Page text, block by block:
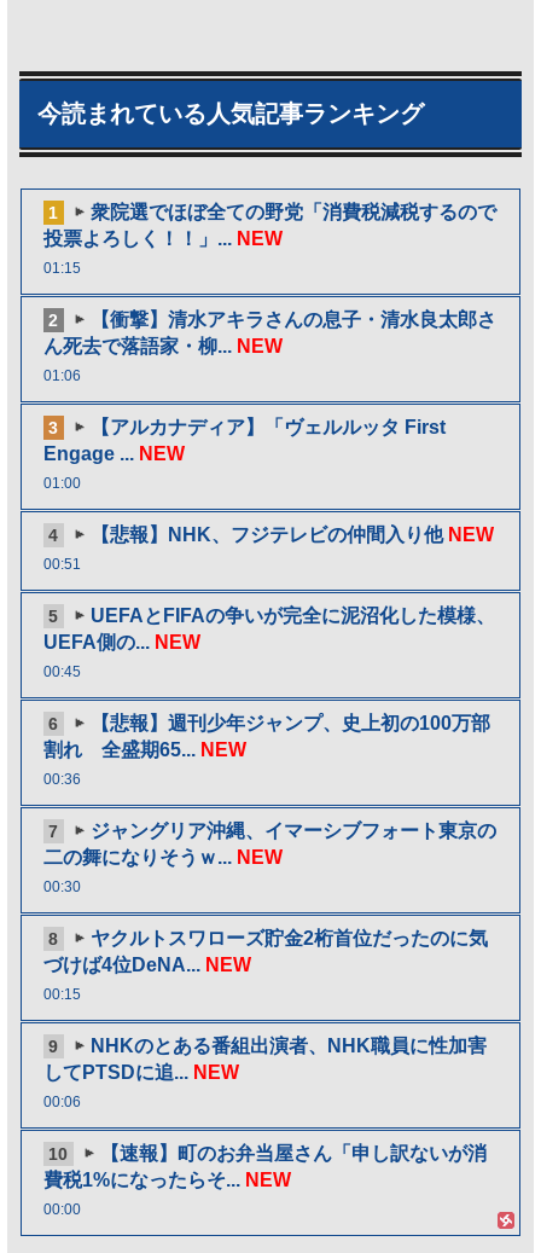
今読まれている人気記事ランキング
1
衆院選でほぼ全ての野党「消費税減税するので
投票よろしく！！」... NEW
01:15
2
【衝撃】清水アキラさんの息子・清水良太郎さ
ん死去で落語家・柳... NEW
01:06
3
【アルカナディア】「ヴェルルッタ First
Engage ... NEW
01:00
4 【悲報】NHK、フジテレビの仲間入り他 NEW
00:51
5
UEFAとFIFAの争いが完全に泥沼化した模様、
UEFA側の... NEW
00:45
6
【悲報】週刊少年ジャンプ、史上初の100万部
割れ 全盛期65... NEW
00:36
7
ジャングリア沖縄、イマーシブフォート東京の
二の舞になりそうｗ... NEW
00:30
8
ヤクルトスワローズ貯金2桁首位だったのに気
づけば4位DeNA... NEW
00:15
9
NHKのとある番組出演者、NHK職員に性加害
してPTSDに追... NEW
00:06
10
【速報】町のお弁当屋さん「申し訳ないが消
費税1%になったらそ... NEW
00:00